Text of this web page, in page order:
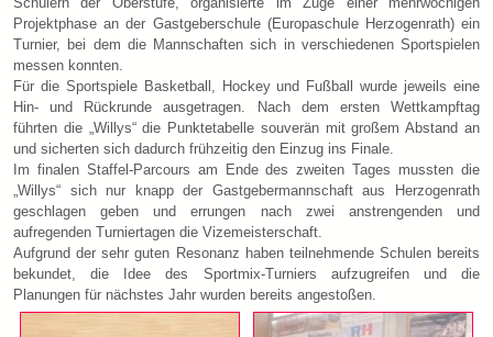
Projektphase an der Gastgeberschule (Europaschule Herzogenrath) ein
Turnier, bei dem die Mannschaften sich in verschiedenen Sportspielen
messen konnten.
Für die Sportspiele Basketball, Hockey und Fußball wurde jeweils eine
Hin- und Rückrunde ausgetragen. Nach dem ersten Wettkampftag
führten die „Willys“ die Punktetabelle souverän mit großem Abstand an
und sicherten sich dadurch frühzeitig den Einzug ins Finale.
Im finalen Staffel-Parcours am Ende des zweiten Tages mussten die
„Willys“ sich nur knapp der Gastgebermannschaft aus Herzogenrath
geschlagen geben und errungen nach zwei anstrengenden und
aufregenden Turniertagen die Vizemeisterschaft.
Aufgrund der sehr guten Resonanz haben teilnehmende Schulen bereits
bekundet, die Idee des Sportmix-Turniers aufzugreifen und die
Planungen für nächstes Jahr wurden bereits angestoßen.